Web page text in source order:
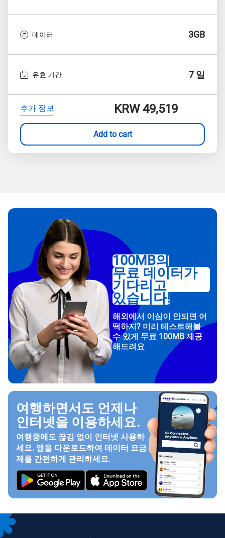
데이터 3GB
유효 기간 7 일
추가 정보 KRW 49,519
Add to cart
100MB의
무료 데이터가
기다리고
있습니다!
해외에서 이심이 안되면 어
떡하지? 미리 테스트해볼
수 있게 무료 100MB 제공
해드려요
여행하면서도 언제나
인터넷을 이용하세요.
여행중에도 끊김 없이 인터넷 사용하
세요. 앱을 다운로드하여 데이터 요금
제를 간편하게 관리하세요.